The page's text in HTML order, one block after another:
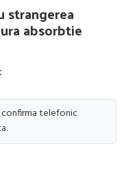
strangerea
absorbtie
confirma telefonic